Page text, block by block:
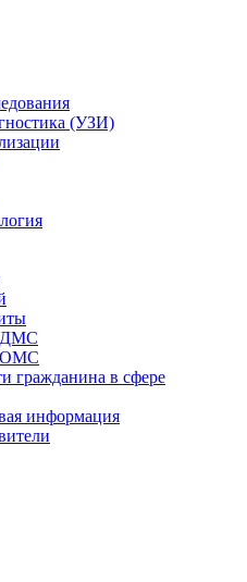
(УЗИ)
ДМС
ОМС
гражданина в сфере
информация